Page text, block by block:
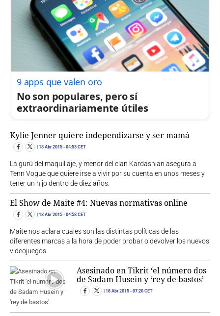
9 apps que valen oro
No son populares, pero sí
extraordinariamente útiles
Kylie Jenner quiere independizarse y ser mamá
18 Abr 2015 - 04:53 CET
La gurú del maquillaje, y menor del clan Kardashian asegura a
Tenn Vogue que quiere irse a vivir por su cuenta en unos meses y
tener un hijo dentro de diez años.
El Show de Maite #4: Nuevas normativas online
18 Abr 2015 - 04:58 CET
Maite nos aclara cuales son las distintas políticas de las
diferentes marcas a la hora de poder probar o devolver los nuevos
videojuegos.
Asesinado en Tikrit ‘el número dos
de Sadam Husein y ‘rey de bastos’
18 Abr 2015 - 07:20 CET